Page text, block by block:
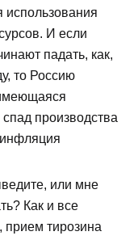
использования
И если
падать, как,
то Россию
производства
или мне
Как и все
прием тирозина